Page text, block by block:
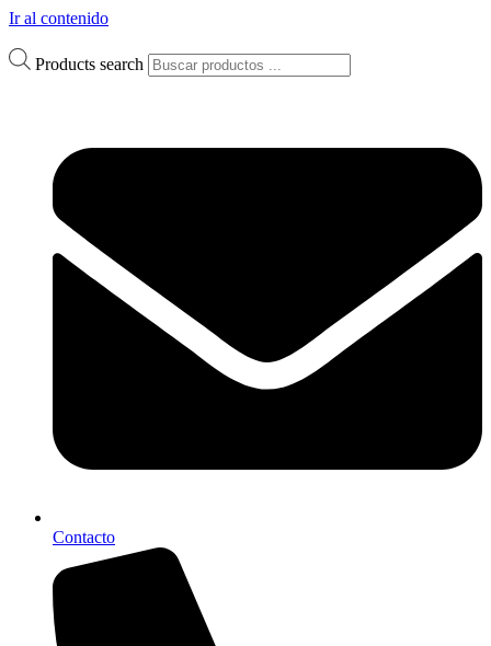
Ir al contenido
Products search
Contacto